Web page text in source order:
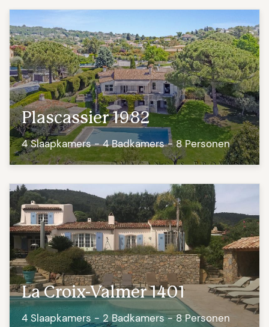
Plascassier 1982
4 Slaapkamers - 4 Badkamers - 8 Personen
La Croix-Valmer 1401
4 Slaapkamers - 2 Badkamers - 8 Personen